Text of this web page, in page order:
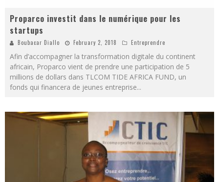
Proparco investit dans le numérique pour les
startups
Boubacar Diallo February 2, 2018 Entreprendre
Afin d’accompagner la transformation digitale du continent
africain, Proparco vient de prendre une participation de 5
millions de dollars dans TLCOM TIDE AFRICA FUND, un
fonds qui financera de jeunes entreprise...